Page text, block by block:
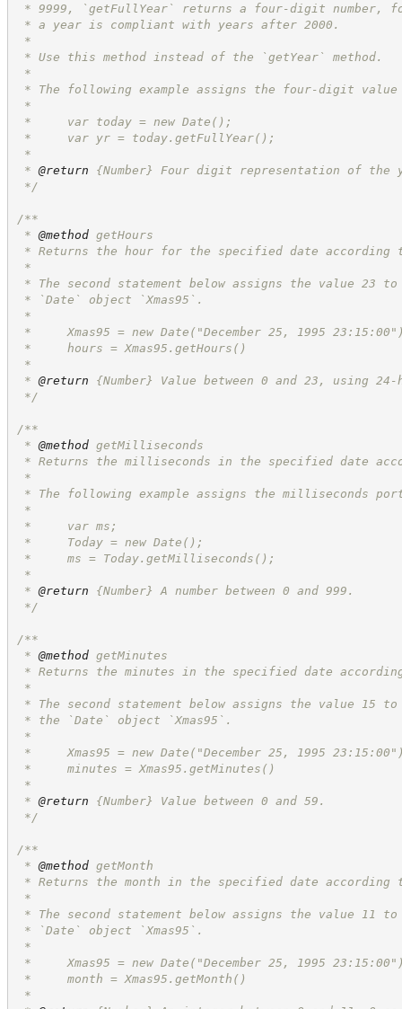
* 9999, `getFullYear` returns a four-digit number,
* a year is compliant with years after 2000.
*
* Use this method instead of the `getYear` method.
*
* The following example assigns the four-digit
*
*     var today = new Date();
*     var yr = today.getFullYear();
*
* @return {Number}
Four digit representation of the
*/
/**
* @method getHours
* Returns the hour for the specified date according
*
* The second statement below assigns the value 23
* `Date` object `Xmas95`.
*
*     Xmas95 = new Date("December 25, 1995
*     hours = Xmas95.getHours()
*
* @return {Number}
Value between 0 and 23, using
*/
/**
* @method getMilliseconds
* Returns the milliseconds in the specified date
*
* The following example assigns the milliseconds
*
*     var ms;
*     Today = new Date();
*     ms = Today.getMilliseconds();
*
* @return {Number}
A number between 0 and 999.
*/
/**
* @method getMinutes
* Returns the minutes in the specified date
*
* The second statement below assigns the value 15
* the `Date` object `Xmas95`.
*
*     Xmas95 = new Date("December 25, 1995
*     minutes = Xmas95.getMinutes()
*
* @return {Number}
Value between 0 and 59.
*/
/**
* @method getMonth
* Returns the month in the specified date according
*
* The second statement below assigns the value 11
* `Date` object `Xmas95`.
*
*     Xmas95 = new Date("December 25, 1995
*     month = Xmas95.getMonth()
*